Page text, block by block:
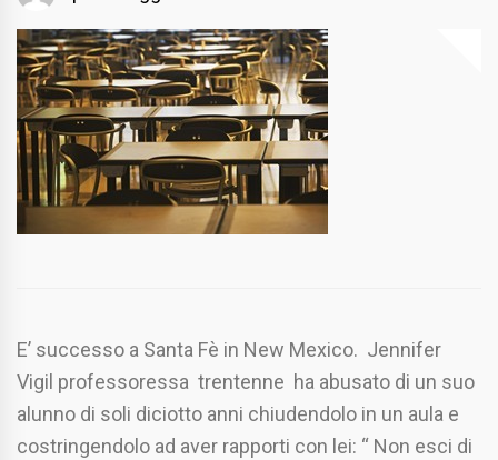
E’ successo a Santa Fè in New Mexico. Jennifer
Vigil professoressa trentenne ha abusato di un suo
alunno di soli diciotto anni chiudendolo in un aula e
costringendolo ad aver rapporti con lei: “ Non esci di